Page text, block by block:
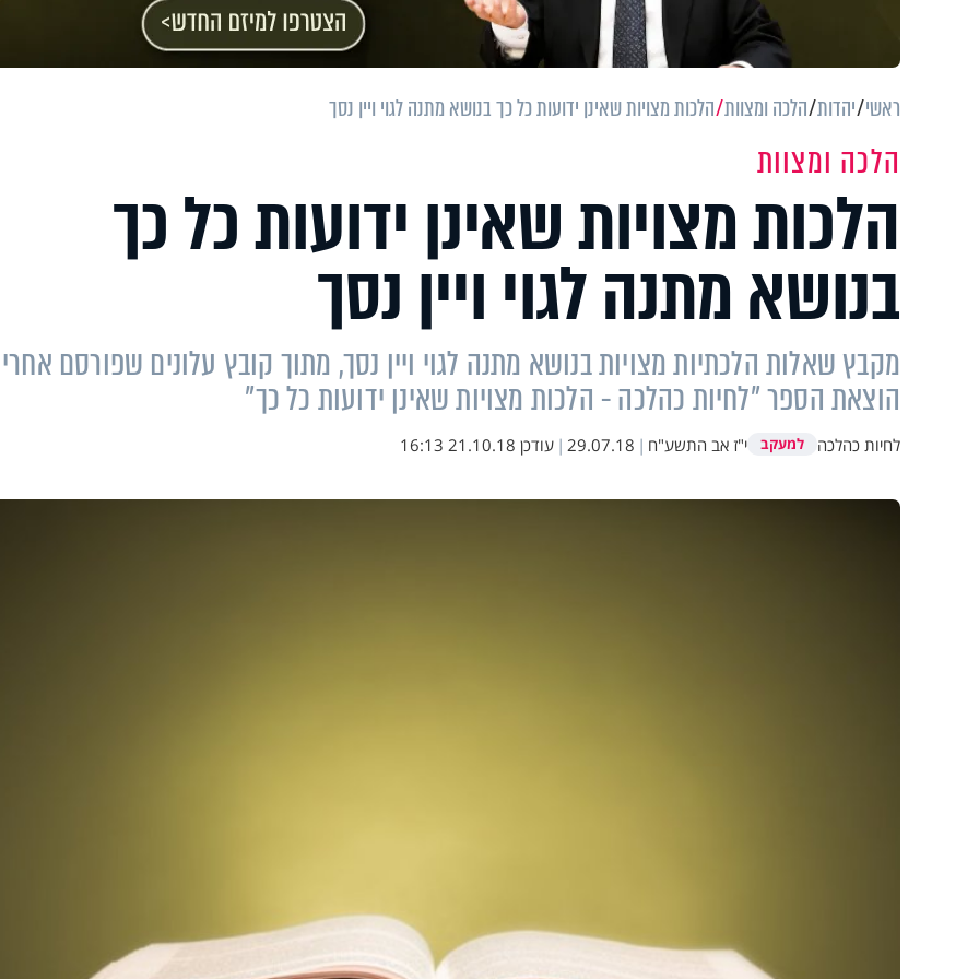
ראשי יהדות הלכה ומצוות הלכות מצויות שאינן ידועות כל כך בנושא מתנה לגוי ויין נסך
הלכה ומצוות
הלכות מצויות שאינן ידועות כל כך
בנושא מתנה לגוי ויין נסך
מקבץ שאלות הלכתיות מצויות בנושא מתנה לגוי ויין נסך, מתוך קובץ עלונים שפורסם אחרי
הוצאת הספר "לחיות כהלכה - הלכות מצויות שאינן ידועות כל כך"
לחיות כהלכה למעקב י"ז אב התשע"ח |
29.07.18
| עודכן 21.10.18 16:13